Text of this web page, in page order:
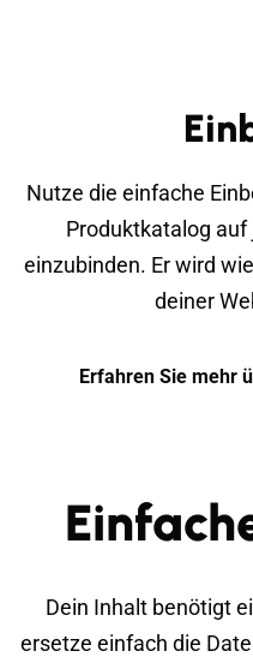
Nutze die einfache
Produktkatalog
einzubinden. Er wird
deiner
Erfahren Sie mehr
Dein Inhalt benötigt
ersetze einfach die